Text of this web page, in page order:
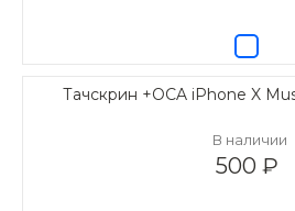
Тачскрин +OCA iPhone X
В наличии
500 ₽